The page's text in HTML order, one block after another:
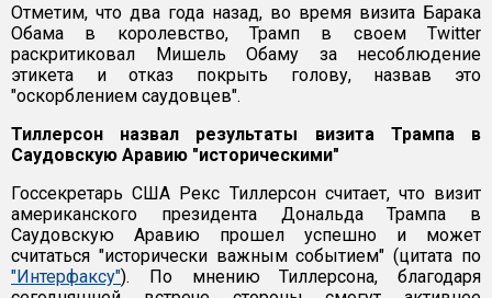
Отметим, что два года назад, во время визита Барака
Обама в королевство, Трамп в своем Twitter
раскритиковал Мишель Обаму за несоблюдение
этикета и отказ покрыть голову, назвав это
"оскорблением саудовцев".
Тиллерсон назвал результаты визита Трампа в
Саудовскую Аравию "историческими"
Госсекретарь США Рекс Тиллерсон считает, что визит
американского президента Дональда Трампа в
Саудовскую Аравию прошел успешно и может
считаться "исторически важным событием" (цитата по
"Интерфаксу"). По мнению Тиллерсона, благодаря